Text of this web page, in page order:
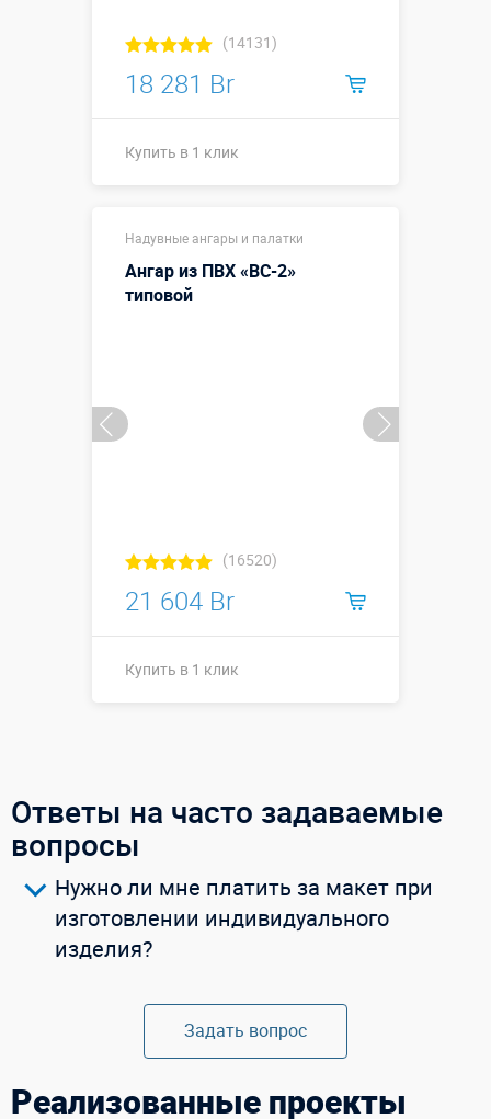
(14131)
18 281 Br
Купить в 1 клик
Надувные ангары и палатки
Ангар из ПВХ «ВС-2»
типовой
(16520)
21 604 Br
Купить в 1 клик
Ответы на часто задаваемые
вопросы
Нужно ли мне платить за макет при
изготовлении индивидуального
изделия?
Задать вопрос
Реализованные проекты